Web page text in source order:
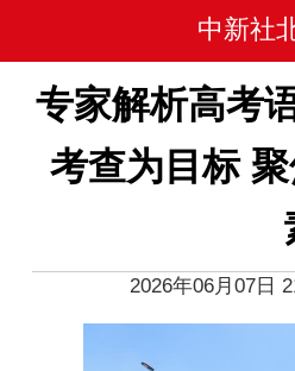
中新社
专家解析高考
考查为目标
2026年06月07日